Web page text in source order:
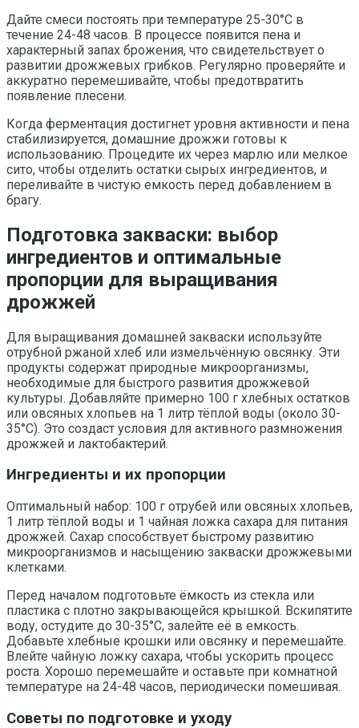
Дайте смеси постоять при температуре 25-30°C в
течение 24-48 часов. В процессе появится пена и
характерный запах брожения, что свидетельствует о
развитии дрожжевых грибков. Регулярно проверяйте и
аккуратно перемешивайте, чтобы предотвратить
появление плесени.
Когда ферментация достигнет уровня активности и пена
стабилизируется, домашние дрожжи готовы к
использованию. Процедите их через марлю или мелкое
сито, чтобы отделить остатки сырых ингредиентов, и
переливайте в чистую емкость перед добавлением в
брагу.
Подготовка закваски: выбор
ингредиентов и оптимальные
пропорции для выращивания
дрожжей
Для выращивания домашней закваски используйте
отрубной ржаной хлеб или измельчённую овсянку. Эти
продукты содержат природные микроорганизмы,
необходимые для быстрого развития дрожжевой
культуры. Добавляйте примерно 100 г хлебных остатков
или овсяных хлопьев на 1 литр тёплой воды (около 30-
35°C). Это создаст условия для активного размножения
дрожжей и лактобактерий.
Ингредиенты и их пропорции
Оптимальный набор: 100 г отрубей или овсяных хлопьев,
1 литр тёплой воды и 1 чайная ложка сахара для питания
дрожжей. Сахар способствует быстрому развитию
микроорганизмов и насыщению закваски дрожжевыми
клетками.
Перед началом подготовьте ёмкость из стекла или
пластика с плотно закрывающейся крышкой. Вскипятите
воду, остудите до 30-35°C, залейте её в емкость.
Добавьте хлебные крошки или овсянку и перемешайте.
Влейте чайную ложку сахара, чтобы ускорить процесс
роста. Хорошо перемешайте и оставьте при комнатной
температуре на 24-48 часов, периодически помешивая.
Советы по подготовке и уходу